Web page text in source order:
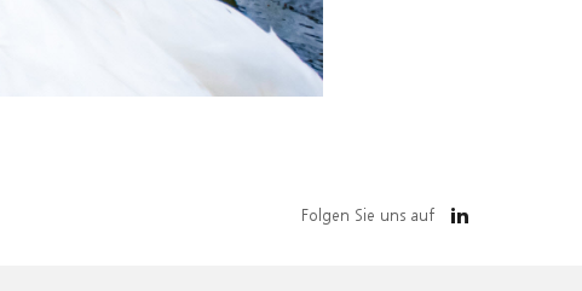
Folgen Sie uns auf